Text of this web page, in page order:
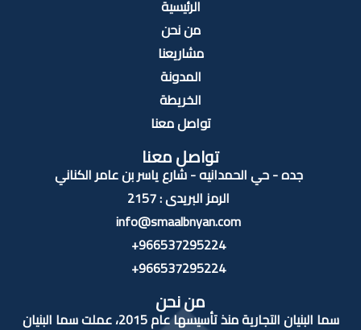
الرئيسية
من نحن
مشاريعنا
المدونة
الخريطة
تواصل معنا
تواصل معنا
جده - حي الحمدانيه - شارع ياسر بن عامر الكناني
الرمز البريدى : 2157
info@smaalbnyan.com
966537295224+
966537295224+
من نحن
سما البنيان التجارية منذ تأسيسها عام 2015، عملت سما البنيان